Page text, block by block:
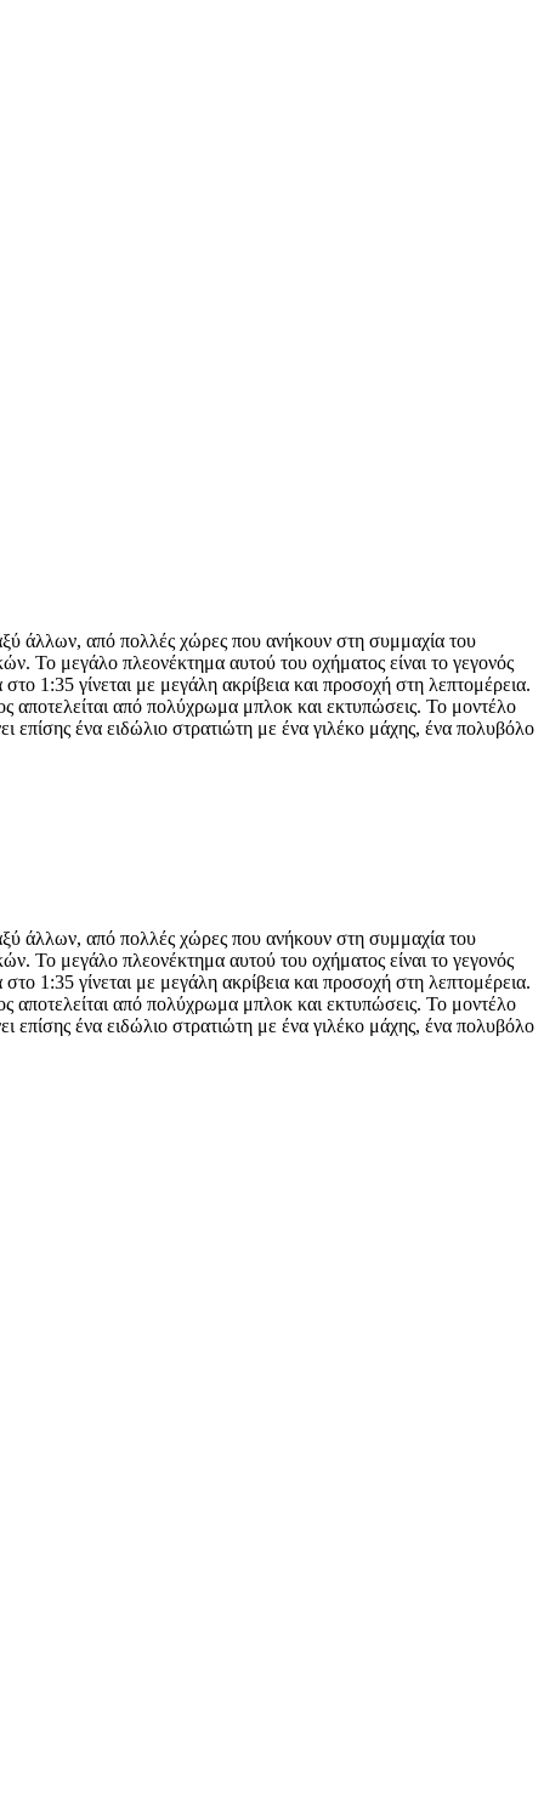
άλλων, από πολλές χώρες που ανήκουν στη συμμαχία του
Το μεγάλο πλεονέκτημα αυτού του οχήματος είναι το γεγονός
1:35 γίνεται με μεγάλη ακρίβεια και προσοχή στη λεπτομέρεια.
αποτελείται από πολύχρωμα μπλοκ και εκτυπώσεις. Το μοντέλο
επίσης ένα ειδώλιο στρατιώτη με ένα γιλέκο μάχης, ένα πολυβόλο
άλλων, από πολλές χώρες που ανήκουν στη συμμαχία του
Το μεγάλο πλεονέκτημα αυτού του οχήματος είναι το γεγονός
1:35 γίνεται με μεγάλη ακρίβεια και προσοχή στη λεπτομέρεια.
αποτελείται από πολύχρωμα μπλοκ και εκτυπώσεις. Το μοντέλο
επίσης ένα ειδώλιο στρατιώτη με ένα γιλέκο μάχης, ένα πολυβόλο